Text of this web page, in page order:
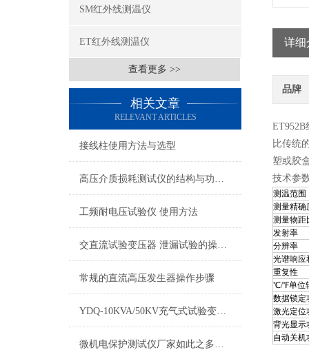
SM红外线测温仪
ET红外线测温仪
查看更多 >>
相关文章
RELEVANT ARTICLES
接线柱使用方法与选型
高压介质损耗测试仪的结构与功能说明
工频耐电压试验仪 使用方法
交直流试验变压器 泄漏试验的操作及注意事项
常规的直流高压发生器操作步骤
YDQ-10KVA/50KV充气式试验变压器 技术参数
微机电保护测试仪厂家如此之多，如何做到被关注和认可
详细
品牌
比传统
塑或胶
技术参
测温范围
测量精确
测量物距
发射率
分辨率
光谱响应
重复性
℃/℉单位
数据锁定
激光定位
背光显示
自动关机